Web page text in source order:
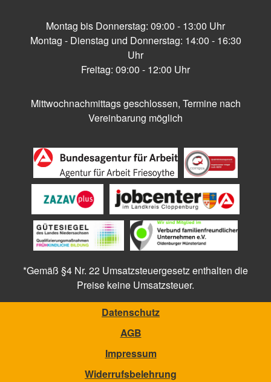
Montag bis Donnerstag: 09:00 - 13:00 Uhr
Montag - Dienstag und Donnerstag: 14:00 - 16:30
Uhr
Freitag: 09:00 - 12:00 Uhr
Mittwochnachmittags geschlossen, Termine nach
Vereinbarung möglich
*Gemäß §4 Nr. 22 Umsatzsteuergesetz enthalten die
Preise keine Umsatzsteuer.
Datenschutz
AGB
Impressum
Widerrufsbelehrung